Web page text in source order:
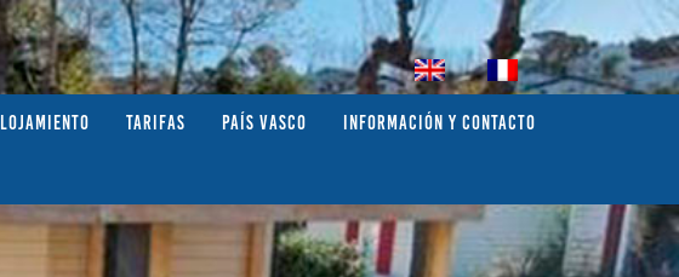
TARIFAS PAÍS VASCO INFORMACIÓN Y CONTACTO